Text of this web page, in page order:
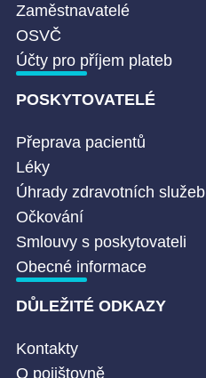
Zaměstnavatelé
OSVČ
Účty pro příjem plateb
POSKYTOVATELÉ
Přeprava pacientů
Léky
Úhrady zdravotních služeb
Očkování
Smlouvy s poskytovateli
Obecné informace
DŮLEŽITÉ ODKAZY
Kontakty
O pojištovně